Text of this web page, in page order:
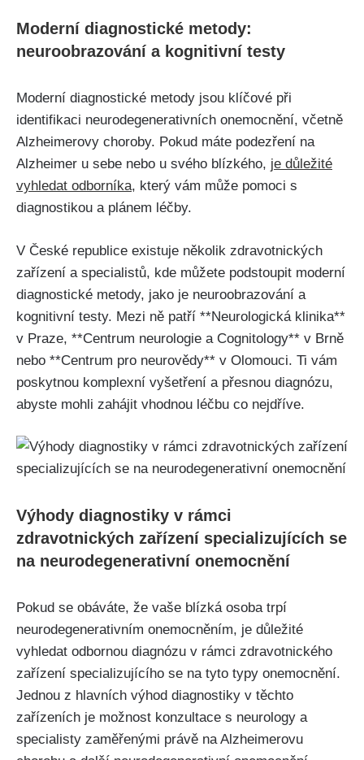
Moderní diagnostické metody:
neuroobrazování a kognitivní testy
Moderní diagnostické metody jsou klíčové při
identifikaci neurodegenerativních onemocnění, včetně
Alzheimerovy choroby. Pokud máte podezření na
Alzheimer u sebe nebo u svého blízkého, je důležité
vyhledat odborníka, který vám může pomoci s
diagnostikou a plánem léčby.
V České republice existuje několik zdravotnických
zařízení a specialistů, kde můžete podstoupit moderní
diagnostické metody, jako je neuroobrazování a
kognitivní testy. Mezi ně patří **Neurologická klinika**
v Praze, **Centrum neurologie a Cognitology** v Brně
nebo **Centrum pro neurovědy** v Olomouci. Ti vám
poskytnou komplexní vyšetření a přesnou diagnózu,
abyste mohli zahájit vhodnou léčbu co nejdříve.
Výhody diagnostiky v rámci
zdravotnických zařízení specializujících se
na neurodegenerativní onemocnění
Pokud se obáváte, že vaše blízká osoba trpí
neurodegenerativním onemocněním, je důležité
vyhledat odbornou diagnózu v rámci zdravotnického
zařízení specializujícího se na tyto typy onemocnění.
Jednou z hlavních výhod diagnostiky v těchto
zařízeních je možnost konzultace s neurology a
specialisty zaměřenými právě na Alzheimerovu